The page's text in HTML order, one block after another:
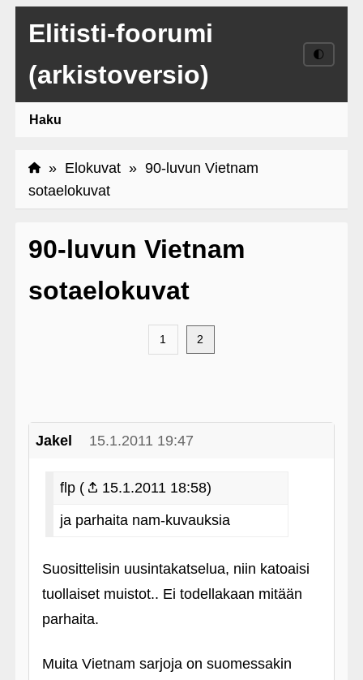
Elitisti-foorumi
(arkistoversio)
🌓
Haku
» Elokuvat» 90-luvun Vietnam
sotaelokuvat
90-luvun Vietnam
sotaelokuvat
1 2
Jakel 15.1.2011 19:47
flp (
15.1.2011 18:58)
ja parhaita nam-kuvauksia
Suosittelisin uusintakatselua, niin katoaisi
tuollaiset muistot.. Ei todellakaan mitään
parhaita.
Muita Vietnam sarjoja on suomessakin